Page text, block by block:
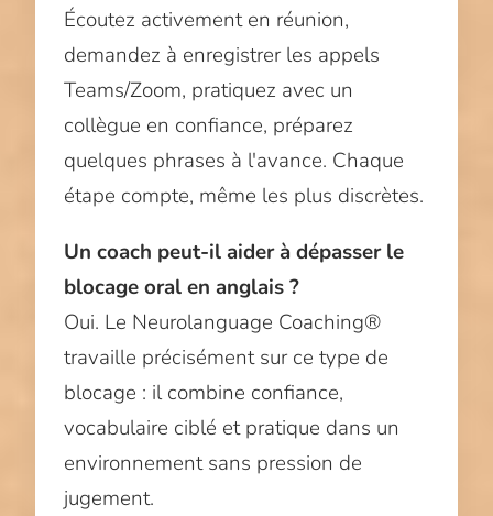
Écoutez activement en réunion,
demandez à enregistrer les appels
Teams/Zoom, pratiquez avec un
collègue en confiance, préparez
quelques phrases à l'avance. Chaque
étape compte, même les plus discrètes.
Un coach peut-il aider à dépasser le
blocage oral en anglais ?
Oui. Le Neurolanguage Coaching®
travaille précisément sur ce type de
blocage : il combine confiance,
vocabulaire ciblé et pratique dans un
environnement sans pression de
jugement.